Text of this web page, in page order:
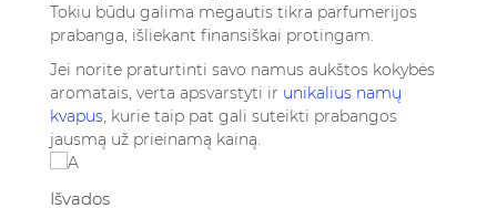
Tokiu būdu galima mėgautis tikra parfumerijos
prabanga, išliekant finansiškai protingam.
Jei norite praturtinti savo namus aukštos kokybės
aromatais, verta apsvarstyti ir unikalius namų
kvapus, kurie taip pat gali suteikti prabangos
jausmą už prieinamą kainą.
Išvados